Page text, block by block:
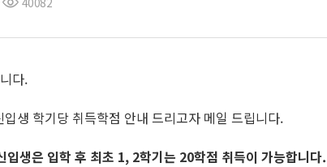
다.
생 학기당 취득학점 안내 드리고자 메일 드립니다.
생은 입학 후 최초 1, 2학기는 20학점 취득이 가능합니다.